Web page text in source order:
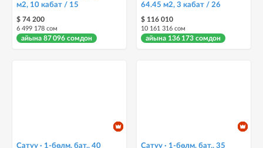
м2, 10 кабат / 15
$ 74 200
6 499 178 сом
айына 87 096 сомдон
64.45 м2, 3 кабат / 26
$ 116 010
10 161 316 сом
айына 136 173 сомдон
Сатуу · 1-бөлм. бат., 40
Сатуу · 1-бөлм. бат., 35